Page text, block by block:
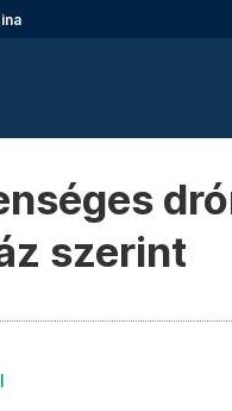
szerint